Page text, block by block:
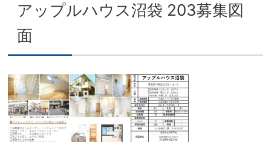
アップルハウス沼袋 203募集図
面